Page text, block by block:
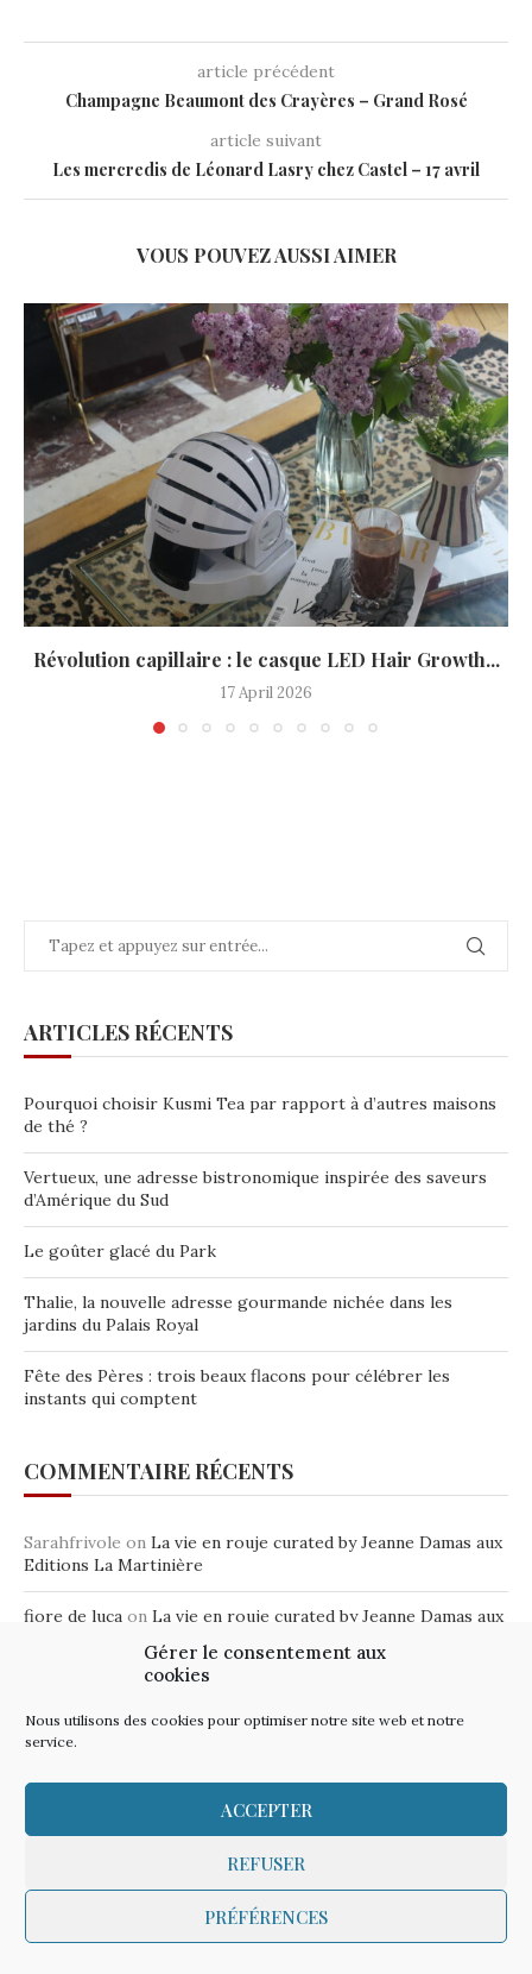
Gérer le consentement aux
cookies
Nous utilisons des cookies pour optimiser notre site web et notre
service.
ACCEPTER
REFUSER
PRÉFÉRENCES
article précédent
Champagne Beaumont des Crayères – Grand Rosé
article suivant
Les mercredis de Léonard Lasry chez Castel – 17 avril
VOUS POUVEZ AUSSI AIMER
Révolution capillaire : le casque LED Hair Growth...
17 April 2026
ARTICLES RÉCENTS
Pourquoi choisir Kusmi Tea par rapport à d’autres maisons
de thé ?
Vertueux, une adresse bistronomique inspirée des saveurs
d’Amérique du Sud
Le goûter glacé du Park
Thalie, la nouvelle adresse gourmande nichée dans les
jardins du Palais Royal
Fête des Pères : trois beaux flacons pour célébrer les
instants qui comptent
COMMENTAIRE RÉCENTS
Sarahfrivole on La vie en rouje curated by Jeanne Damas aux
Editions La Martinière
fiore de luca on La vie en rouje curated by Jeanne Damas aux
mantras à offrir à Noël
Tome 1 – Elisabeth Reynaud – éditions Elith
LaurentonOrange Amour – les bracelets joncs à mantras à
CATEGORIES